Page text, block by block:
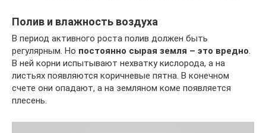
Полив и влажность воздуха
В период активного роста полив должен быть
регулярным. Но постоянно сырая земля – это вредно.
В ней корни испытывают нехватку кислорода, а на
листьях появляются коричневые пятна. В конечном
счете они опадают, а на земляном коме появляется
плесень.